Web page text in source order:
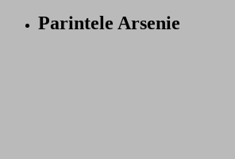
Parintele Arsenie